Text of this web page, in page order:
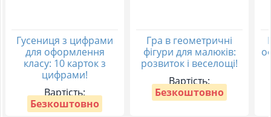
Гусениця з цифрами
для оформлення
класу: 10 карток з
цифрами!
Вартість:
Безкоштовно
Гра в геометричні
фігури для малюків:
розвиток і веселощі!
Вартість:
Безкоштовно